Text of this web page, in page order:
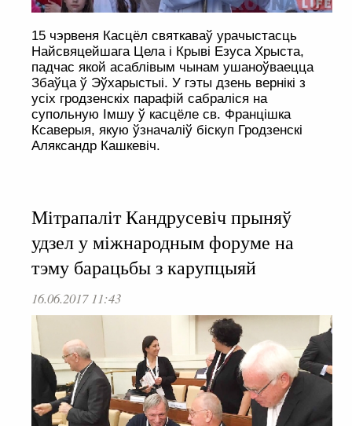
15 чэрвеня Касцёл святкаваў урачыстасць
Найсвяцейшага Цела і Крыві Езуса Хрыста,
падчас якой асаблівым чынам ушаноўваецца
Збаўца ў Эўхарыстыі. У гэты дзень вернікі з
усіх гродзенскіх парафій сабраліся на
супольную Імшу ў касцёле св. Францішка
Ксаверыя, якую ўзначаліў біскуп Гродзенскі
Аляксандр Кашкевіч.
Мітрапаліт Кандрусевіч прыняў
удзел у міжнародным форуме на
тэму барацьбы з карупцыяй
16.06.2017 11:43